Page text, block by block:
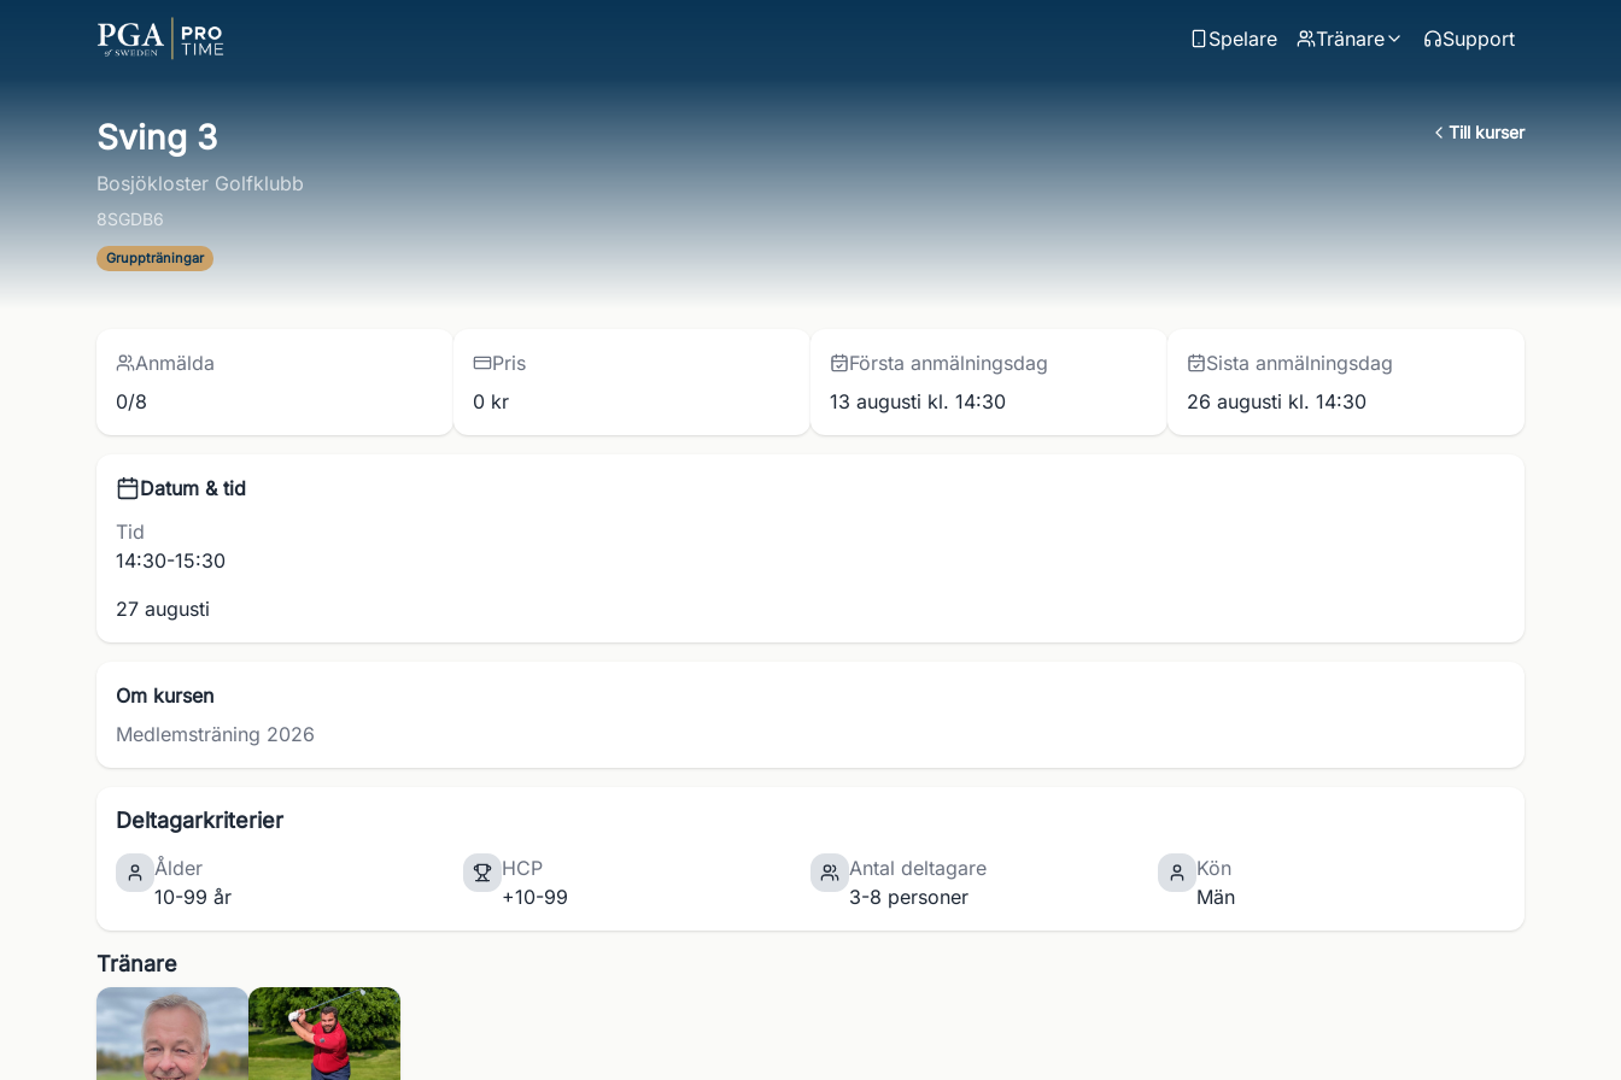
Spelare Tränare Support
Till kurser
Sving 3
Bosjökloster Golfklubb
8SGDB6
Gruppträningar
Anmälda
0/8
Pris
0 kr
Första anmälningsdag
13 augusti kl. 14:30
Sista anmälningsdag
26 augusti kl. 14:30
Datum & tid
Tid
14:30-15:30
27 augusti
Om kursen
Medlemsträning 2026
Deltagarkriterier
Ålder
10-99 år
HCP
+10-99
Antal deltagare
3-8 personer
Kön
Män
Tränare